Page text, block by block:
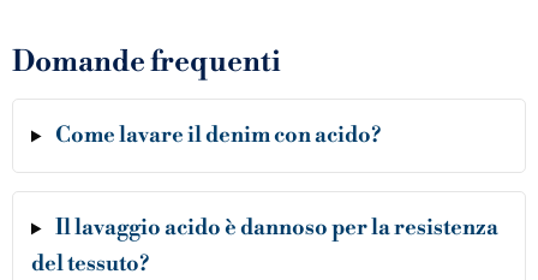
Domande frequenti
Come lavare il denim con acido?
Il lavaggio acido è dannoso per la resistenza
del tessuto?